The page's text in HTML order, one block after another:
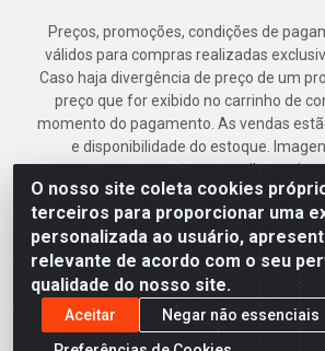
O nosso site coleta cookies
terceiros para proporcionar uma
personalizada ao usuário,
relevante de acordo com o seu
qualidade do nosso site.
Aceitar
Negar não essenciais
Preços, promoções, condições de
válidos para compras realizadas
Caso haja divergência de preço de um
preço que for exibido no carrinho de
momento do pagamento. As vendas
e disponibilidade do estoque.
meramente
Armazém Jenipapo Materiais de
LTDA - Rua das Flores, 2691 -
52.291-630 - CNPJ